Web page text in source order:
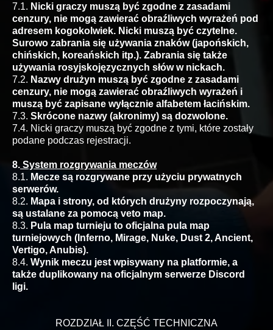
7.1. Nicki graczy muszą być zgodne z zasadami
cenzury, nie mogą zawierać obraźliwych wyrażeń pod
adresem kogokolwiek. Nicki muszą być czytelne.
Surowo zabrania się używania znaków (japońskich,
chińskich, koreańskich itp.). Zabrania się także
używania rosyjskojęzycznych słów w nickach.
7.2. Nazwy drużyn muszą być zgodne z zasadami
cenzury, nie mogą zawierać obraźliwych wyrażeń i
muszą być zapisane wyłącznie alfabetem łacińskim.
7.3. Skrócone nazwy (akronimy) są dozwolone.
7.4. Nicki graczy muszą być zgodne z tymi, które zostały
podane podczas rejestracji.
8. System rozgrywania meczów
8.1. Mecze są rozgrywane przy użyciu prywatnych
serwerów.
8.2. Mapa i strony, od których drużyny rozpoczynają,
są ustalane za pomocą veto map.
8.3. Pula map turnieju to oficjalna pula map
turniejowych (Inferno, Mirage, Nuke, Dust 2, Ancient,
Vertigo, Anubis).
8.4. Wynik meczu jest wpisywany na platformie, a
także duplikowany na oficjalnym serwerze Discord
ligi.
ROZDZIAŁ II. CZĘŚĆ TECHNICZNA